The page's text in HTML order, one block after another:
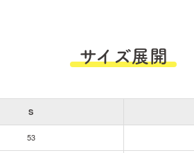
サイズ展開
S
53